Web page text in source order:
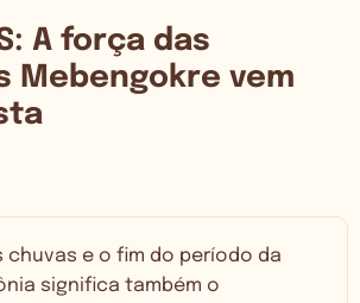
A força das
Mebengokre vem
chuvas e o fim do período da
significa também o